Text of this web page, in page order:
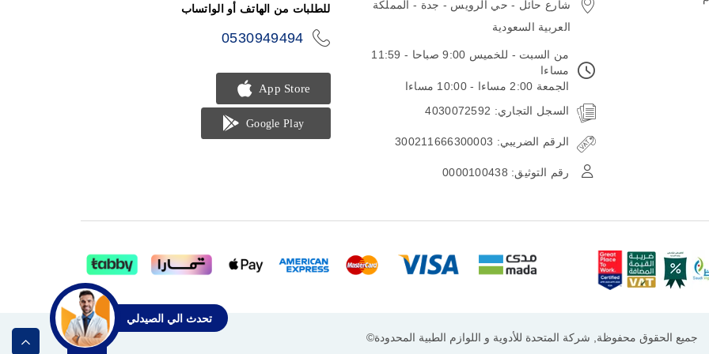
تحدث الي الصيدلي
شارع حائل - حي الرويس - جدة - المملكة
العربية السعودية
من السبت - للخميس 9:00 صباحا - 11:59
مساءا
الجمعة 2:00 مساءا - 10:00 مساءا
السجل التجاري: 4030072592
الرقم الضريبي: 300211666300003
رقم التوثيق: 0000100438
للطلبات من الهاتف أو الواتساب
0530949494
جميع الحقوق محفوظة, شركة المتحدة للأدوية و اللوازم الطبية المحدودة©